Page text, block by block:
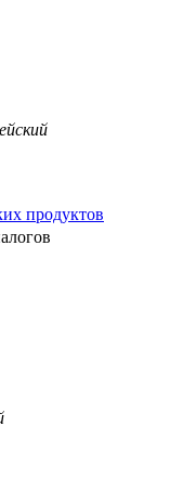
продуктов